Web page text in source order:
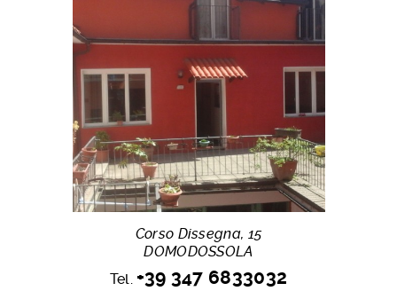
Corso Dissegna, 15
DOMODOSSOLA
Tel. +39 347 6833032